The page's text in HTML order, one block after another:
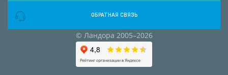
© Ландора 2005–2026
ОБРАТНАЯ СВЯЗЬ